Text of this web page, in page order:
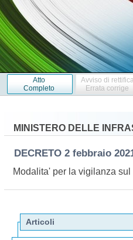
Atto
Completo
Avviso di rettifica
Errata corrige
MINISTERO DELLE
DECRETO 2 febbraio
Modalita' per la vigilanza